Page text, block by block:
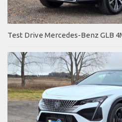
Test Drive Mercedes-Benz GLB